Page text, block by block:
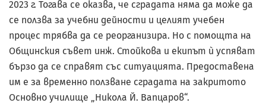
2023 г. Тогава се оказва, че сградата няма да може да
се ползва за учебни дейности и целият учебен
процес трябва да се реорганизира. Но с помощта на
Общинския съвет инж. Стойкова и екипът ѝ успяват
бързо да се справят със ситуацията. Предоставена
им е за временно ползване сградата на закритото
Основно училище „Никола Й. Вапцаров“.